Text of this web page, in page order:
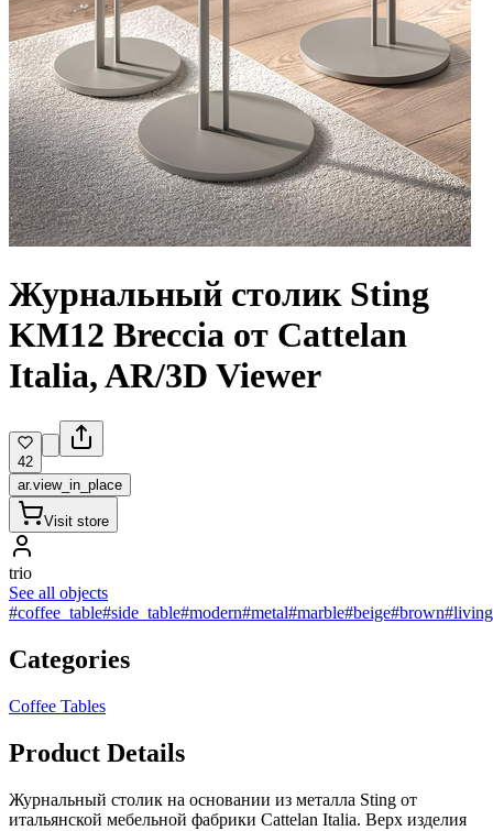
Журнальный столик Sting
KM12 Breccia от Cattelan
Italia, AR/3D Viewer
42
ar.view_in_place
Visit store
trio
See all objects
#coffee_table#side_table#modern#metal#marble#beige#brown
Categories
Coffee Tables
Product Details
Журнальный столик на основании из металла Sting от
итальянской мебельной фабрики Cattelan Italia. Верх изделия